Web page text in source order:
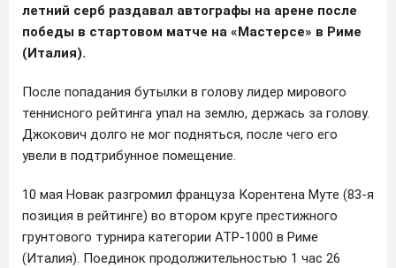
летний серб раздавал автографы на арене после
победы в стартовом матче на «Мастерсе» в Риме
(Италия).
После попадания бутылки в голову лидер мирового
теннисного рейтинга упал на землю, держась за голову.
Джокович долго не мог подняться, после чего его
увели в подтрибунное помещение.
10 мая Новак разгромил француза Корентена Муте (83-я
позиция в рейтинге) во втором круге престижного
грунтового турнира категории ATP-1000 в Риме
(Италия). Поединок продолжительностью 1 час 26